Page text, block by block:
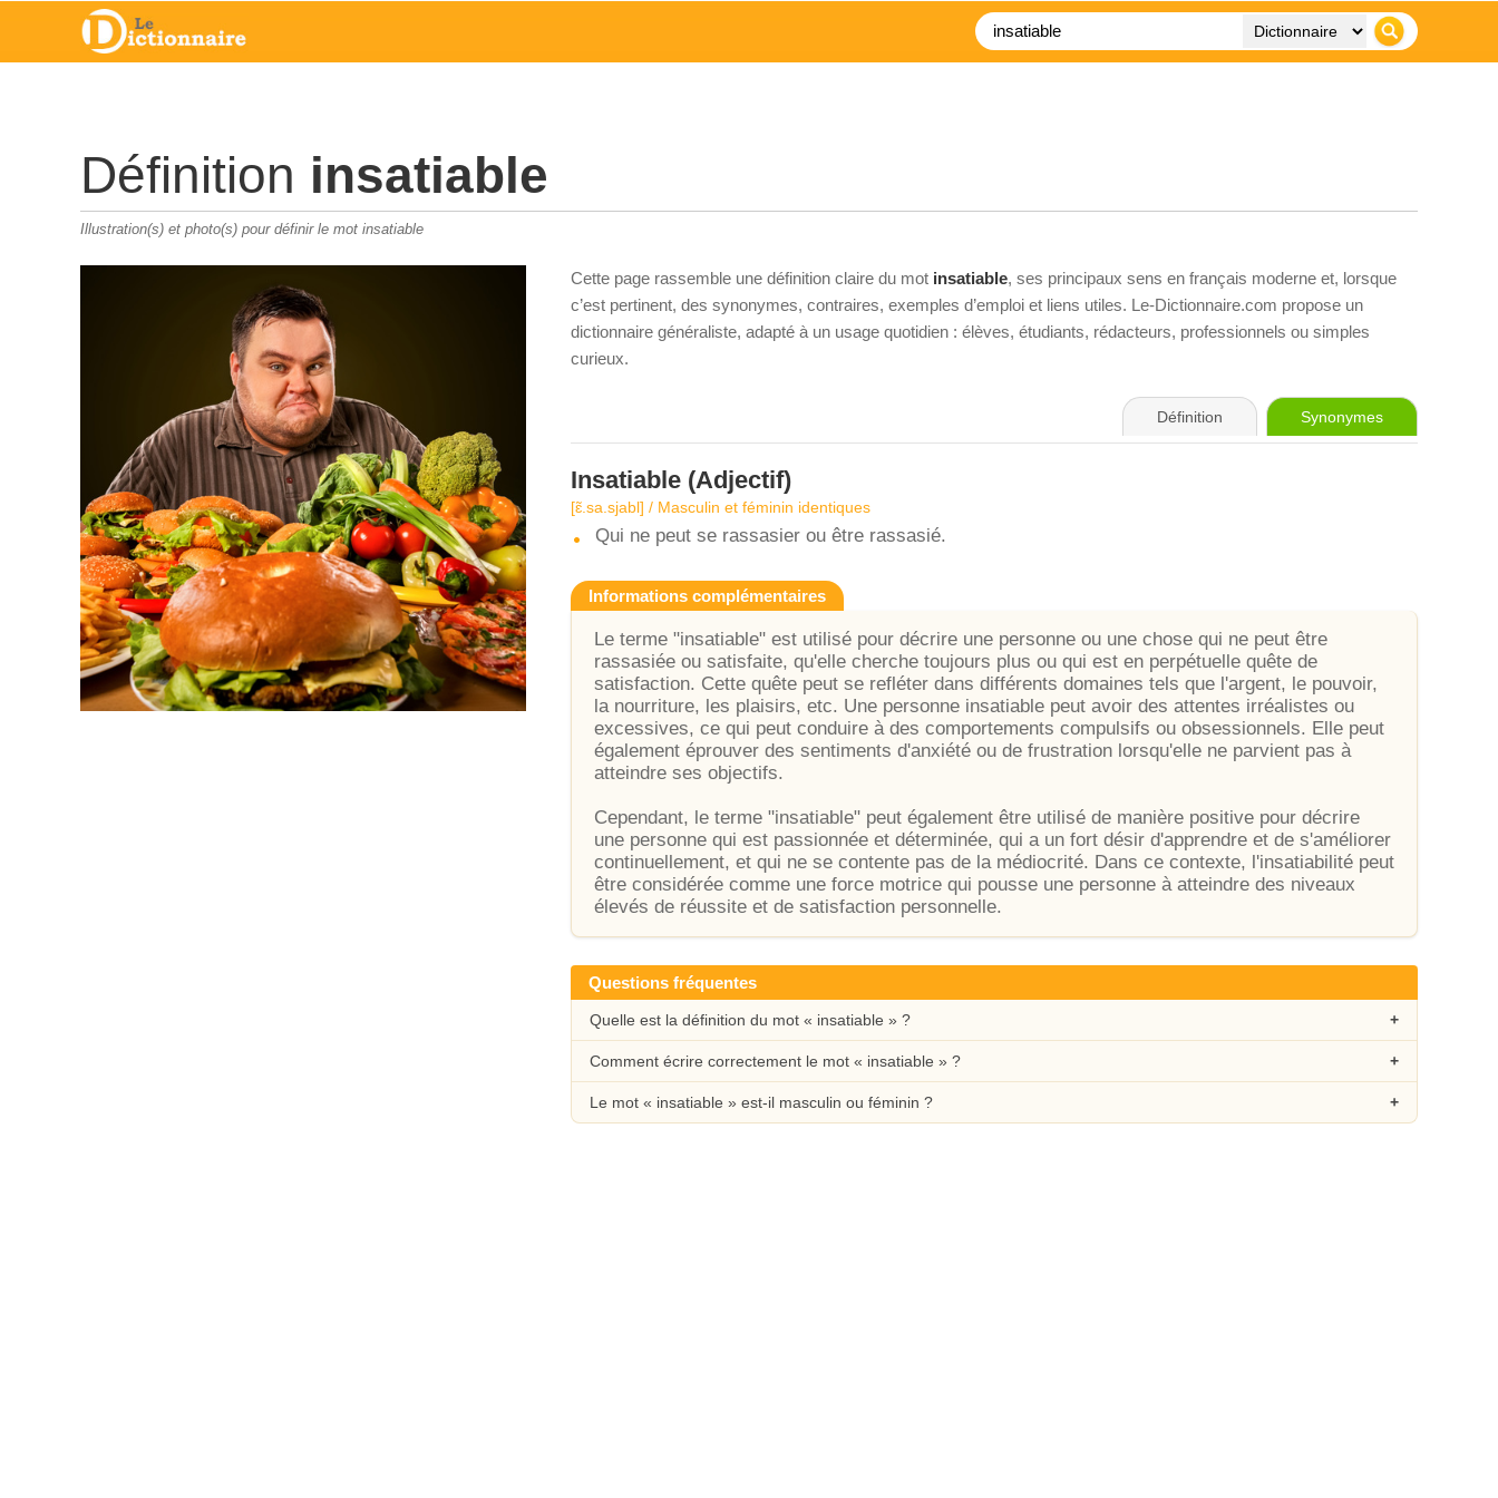
Définition insatiable
Illustration(s) et photo(s) pour définir le mot insatiable
Cette page rassemble une définition claire du mot insatiable, ses principaux sens en français moderne et, lorsque
c’est pertinent, des synonymes, contraires, exemples d’emploi et liens utiles. Le-Dictionnaire.com propose un
dictionnaire généraliste, adapté à un usage quotidien : élèves, étudiants, rédacteurs, professionnels ou simples
curieux.
Définition Synonymes
Insatiable (Adjectif)
[ɛ̃.sa.sjabl] / Masculin et féminin identiques
Qui ne peut se rassasier ou être rassasié.
Informations complémentaires
Le terme "insatiable" est utilisé pour décrire une personne ou une chose qui ne peut être
rassasiée ou satisfaite, qu'elle cherche toujours plus ou qui est en perpétuelle quête de
satisfaction. Cette quête peut se refléter dans différents domaines tels que l'argent, le pouvoir,
la nourriture, les plaisirs, etc. Une personne insatiable peut avoir des attentes irréalistes ou
excessives, ce qui peut conduire à des comportements compulsifs ou obsessionnels. Elle peut
également éprouver des sentiments d'anxiété ou de frustration lorsqu'elle ne parvient pas à
atteindre ses objectifs.
Cependant, le terme "insatiable" peut également être utilisé de manière positive pour décrire
une personne qui est passionnée et déterminée, qui a un fort désir d'apprendre et de s'améliorer
continuellement, et qui ne se contente pas de la médiocrité. Dans ce contexte, l'insatiabilité peut
être considérée comme une force motrice qui pousse une personne à atteindre des niveaux
élevés de réussite et de satisfaction personnelle.
Questions fréquentes
Quelle est la définition du mot « insatiable » ?
Comment écrire correctement le mot « insatiable » ?
Le mot « insatiable » est-il masculin ou féminin ?